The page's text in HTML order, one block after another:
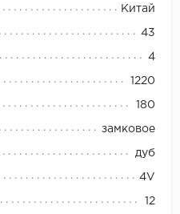
Quality Flooring
Smartprofile
Китай
43
4
1220
180
замковое
дуб
4V
12